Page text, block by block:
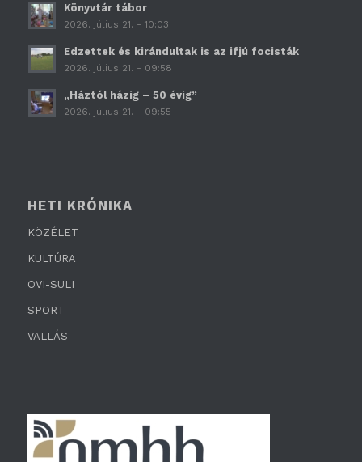
Könyvtár tábor
2026. július 21. - 10:03
Edzettek és kirándultak is az ifjú focisták
2026. július 21. - 09:58
„Háztól házig – 50 évig”
2026. július 21. - 09:55
HETI KRÓNIKA
KÖZÉLET
KULTÚRA
OVI-SULI
SPORT
VALLÁS